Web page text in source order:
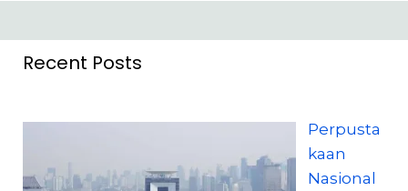
Recent Posts
Perpusta
kaan
Nasional